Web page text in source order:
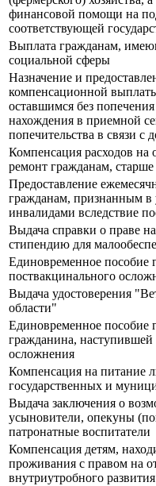
финансовой помощи на
соответствующей
Выплата гражданам,
социальной сферы
Назначение и
компенсационной
оставшимся без
нахождения в приемной
попечительства в связи с
Компенсация расходов на
ремонт гражданам, старше
Предоставление
гражданам, признанным в
инвалидами вследствие
Выдача справки о праве
стипендию для
Единовременное пособие
поствакцинального
Выдача удостоверения
области"
Единовременное пособие
гражданина, наступившей
осложнения
Компенсация на питание
государственных и
Выдача заключения о
усыновители, опекуны
патронатные воспитатели
Компенсация детям,
проживания с правом на
внутриутробного развития